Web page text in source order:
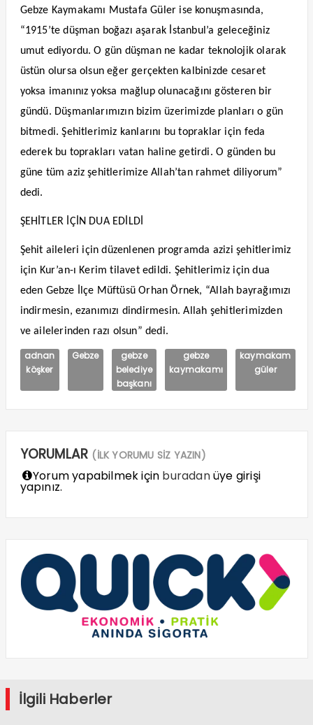
Gebze Kaymakamı Mustafa Güler ise konuşmasında,
“1915’te düşman boğazı aşarak İstanbul’a geleceğiniz
umut ediyordu. O gün düşman ne kadar teknolojik olarak
üstün olursa olsun eğer gerçekten kalbinizde cesaret
yoksa imanınız yoksa mağlup olunacağını gösteren bir
gündü. Düşmanlarımızın bizim üzerimizde planları o gün
bitmedi. Şehitlerimiz kanlarını bu topraklar için feda
ederek bu toprakları vatan haline getirdi. O günden bu
güne tüm aziz şehitlerimize Allah’tan rahmet diliyorum”
dedi.
ŞEHİTLER İÇİN DUA EDİLDİ
Şehit aileleri için düzenlenen programda azizi şehitlerimiz
için Kur’an-ı Kerim tilavet edildi. Şehitlerimiz için dua
eden Gebze İlçe Müftüsü Orhan Örnek, “Allah bayrağımızı
indirmesin, ezanımızı dindirmesin. Allah şehitlerimizden
ve ailelerinden razı olsun” dedi.
adnan
köşker
Gebze
gebze
belediye
başkanı
gebze
kaymakamı
kaymakam
güler
YORUMLAR (İLK YORUMU SİZ YAZIN)
Yorum yapabilmek için buradanüye girişi
yapınız.
İlgili Haberler